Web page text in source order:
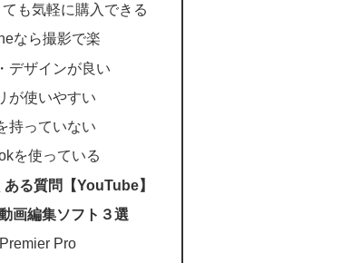
も気軽に購入できる
なら撮影で楽
デザインが良い
が使いやすい
持っていない
を使っている
る質問【YouTube】
画編集ソフト３選
Pro